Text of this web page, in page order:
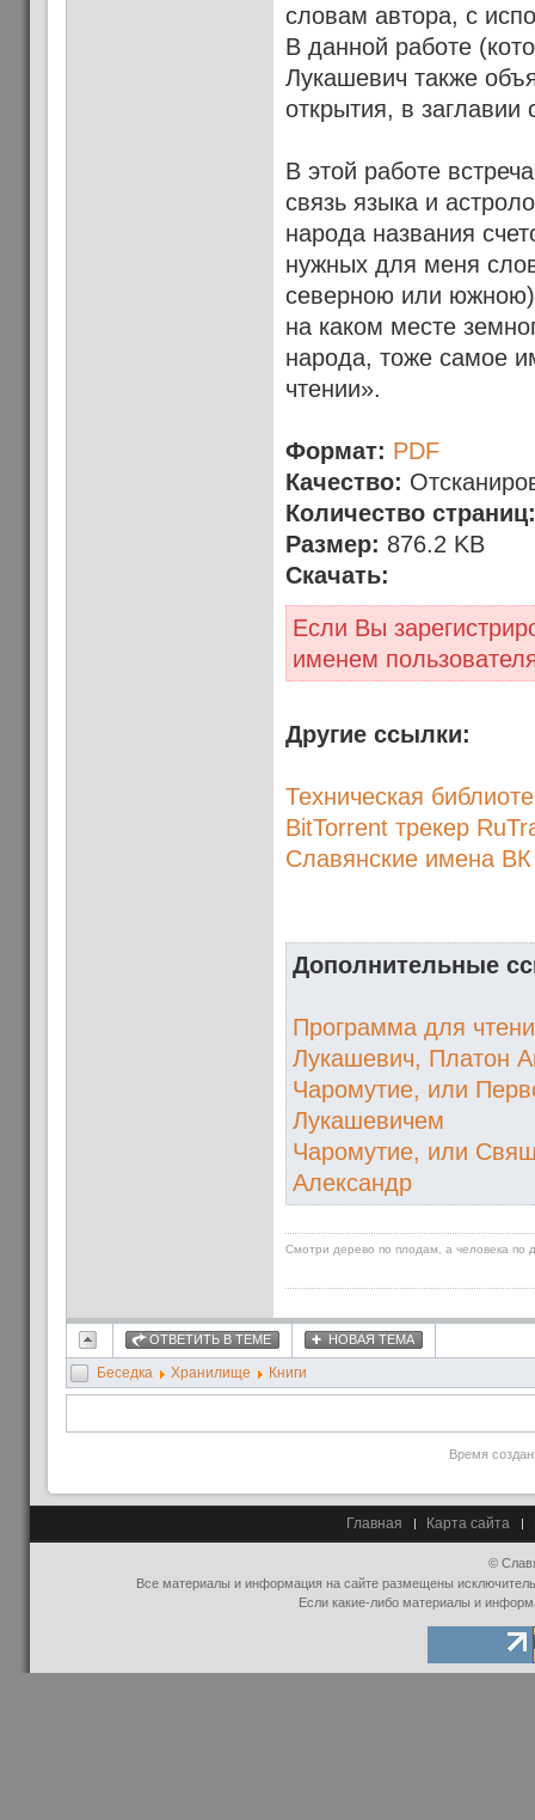
словам автора, с
В данной работе
Лукашевич также
открытия, в заглавии
В этой работе
связь языка и
народа названия
нужных для меня
северною или южною)
на каком месте
народа, тоже самое
чтении».
Формат: PDF
Качество:
Количество страниц:
Размер: 876.2 KB
Скачать:
Если Вы
именем
Другие ссылки:
Техническая
BitTorrent трекер
Славянские имена ВК
Дополнительные
Программа для
Лукашевич, Платон
Чаромутие, или
Лукашевичем
Чаромутие, или
Александр
Смотри дерево по плодам, а человека по
ОТВЕТИТЬ В ТЕМЕ НОВАЯ ТЕМА
Беседка Хранилище Книги
Время
Главная Карта сайта
©
Все материалы и информация на сайте размещены
Если какие-либо материалы и